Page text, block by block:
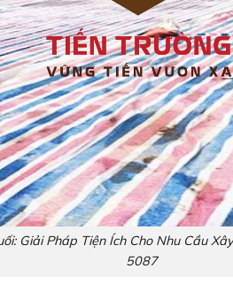
Giải Pháp Tiện Ích Cho Nhu Cầu
5087